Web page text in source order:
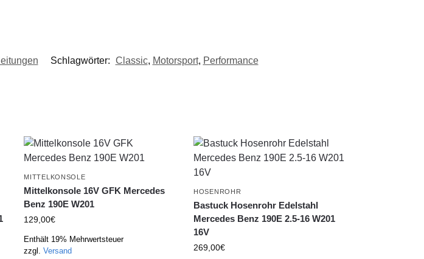
Schlagwörter: Classic, Motorsport, Performance
MITTELKONSOLE
Mittelkonsole 16V GFK Mercedes
Benz 190E W201
129,00€
Enthält 19% Mehrwertsteuer
zzgl.Versand
HOSENROHR
Bastuck Hosenrohr Edelstahl
Mercedes Benz 190E 2.5-16 W201
16V
269,00€